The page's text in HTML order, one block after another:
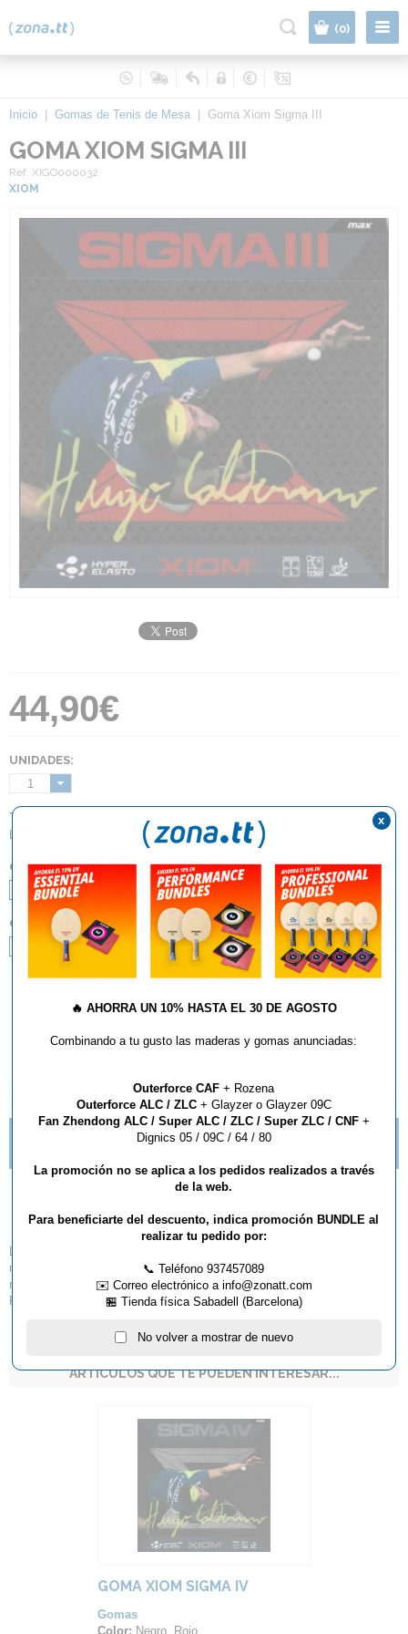
(0)
Inicio Gomas de Tenis de Mesa Goma Xiom Sigma III
GOMA XIOM SIGMA III
Ref. XIGO000032
XIOM
44,90€
UNIDADES:
1
TIPO:
Lisas
COLOR:
Negro Rojo
GROSOR:
AÑADIR AL CARRITO
DESCRIPCIÓN Y CARACTERÍSTICAS
TE GUSTAN LOS PICOS? NUEVAS IMPARTIAL DE
Goma Xiom Sigma III
La edición Hugo Calderano de la goma Xiom Sigma III. La Sigma III tiene
mejor control en comparación con la versión Sigma IV y está
recomendada para jugadores que requieren más precisión en su juego.
Fabricada en Alemania.
ARTÍCULOS QUE TE PUEDEN INTERESAR...
GOMA XIOM SIGMA IV
Gomas
Color: Negro, Rojo
🔥 AHORRA UN 10% HASTA EL 30 DE AGOSTO
Combinando a tu gusto las maderas y gomas anunciadas:
Outerforce CAF + Rozena
Outerforce ALC / ZLC+ Glayzer o Glayzer 09C
Fan Zhendong ALC / Super ALC / ZLC / Super ZLC / CNF+
Dignics 05 / 09C / 64 / 80
La promoción no se aplica a los pedidos realizados a través
de la web.
Para beneficiarte del descuento, indica promoción BUNDLE al
realizar tu pedido por:
📞 Teléfono 937457089
✉️ Correo electrónico a info@zonatt.com
🏪 Tienda física Sabadell (Barcelona)
No volver a mostrar de nuevo
x